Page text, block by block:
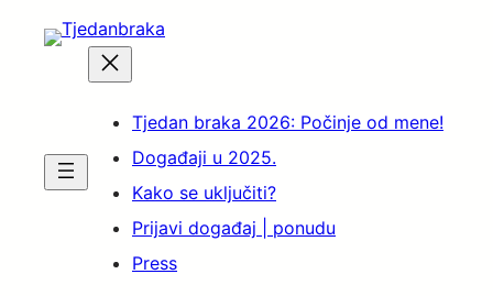
Tjedan braka 2026: Počinje od mene!
Događaji u 2025.
Kako se uključiti?
Prijavi događaj | ponudu
Press